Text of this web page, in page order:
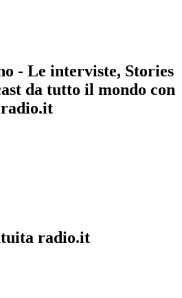
- Le interviste, Stories
da tutto il mondo con
radio.it
radio.it